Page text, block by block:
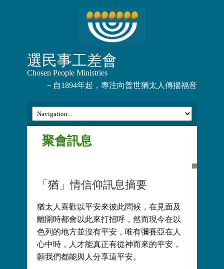
選民事工差會
Chosen People Ministries
－自1894年起，專注向普世猶太人傳揚福音
聚會訊息
「猶」情信仰訊息摘要
猶太人喜歡以平安來彼此問候，在見面及
離開時都會以此來打招呼，然而現今在以
色列的地方並沒有平安，唯有彌賽亞在人
心中時，人才能真正有從神而來的平安，
願我們都能與人分享這平安。